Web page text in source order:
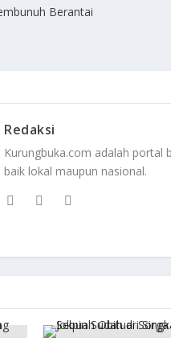
Berantai
Redaksi
Kurungbuka.com adalah
baik lokal maupun nasional.